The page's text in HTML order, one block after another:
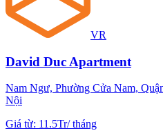
VR
David Duc Apartment
Nam Ngư, Phường Cửa Nam,
Nội
Giá từ: 11.5Tr/tháng